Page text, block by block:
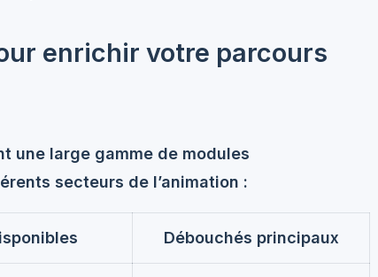
enrichir votre parcours
une large gamme de modules
secteurs de l’animation :
Débouchés principaux